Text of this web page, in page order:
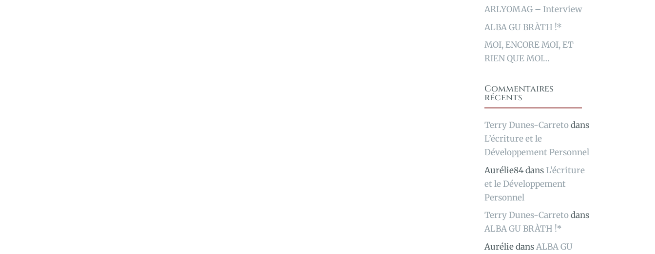
ARLYOMAG – Interview
ALBA GU BRÀTH !*
MOI, ENCORE MOI, ET
RIEN QUE MOI…
Commentaires
récents
Terry Dunes-Carretodans
L’écriture et le
Développement Personnel
Aurélie84dansL’écriture
et le Développement
Personnel
Terry Dunes-Carretodans
ALBA GU BRÀTH !*
AuréliedansALBA GU